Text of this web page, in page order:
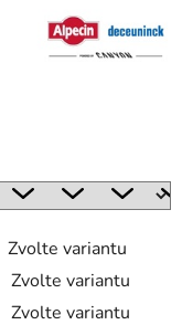
Zvolte variantu
Zvolte variantu
Zvolte variantu